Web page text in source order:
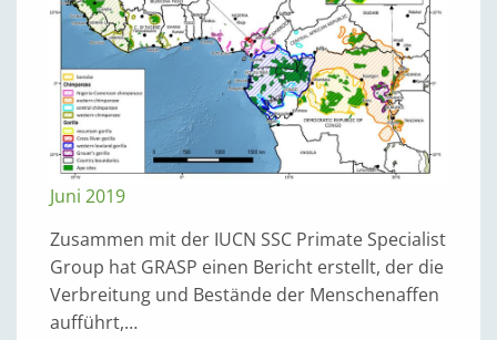
Juni 2019
Zusammen mit der IUCN SSC Primate Specialist
Group hat GRASP einen Bericht erstellt, der die
Verbreitung und Bestände der Menschenaffen
aufführt,…